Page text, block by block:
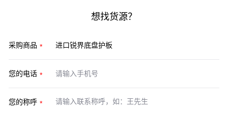
想找货源？
采购商品
您的电话
您的称呼